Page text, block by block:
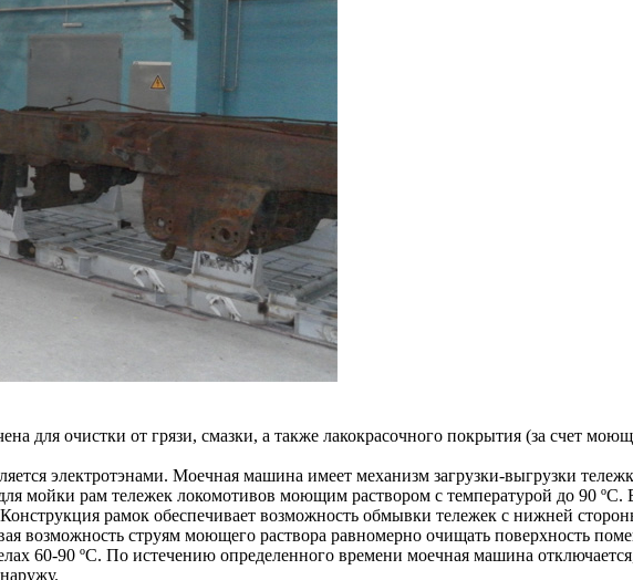
для очистки от грязи, смазки, а также лакокрасочного покрытия (за счет
электротэнами. Моечная машина имеет механизм загрузки-выгрузки
мойки рам тележек локомотивов моющим раствором с температурой до 90
рамок обеспечивает возможность обмывки тележек с нижней
возможность струям моющего раствора равномерно очищать поверхность
60-90 ºС. По истечению определенного времени моечная машина